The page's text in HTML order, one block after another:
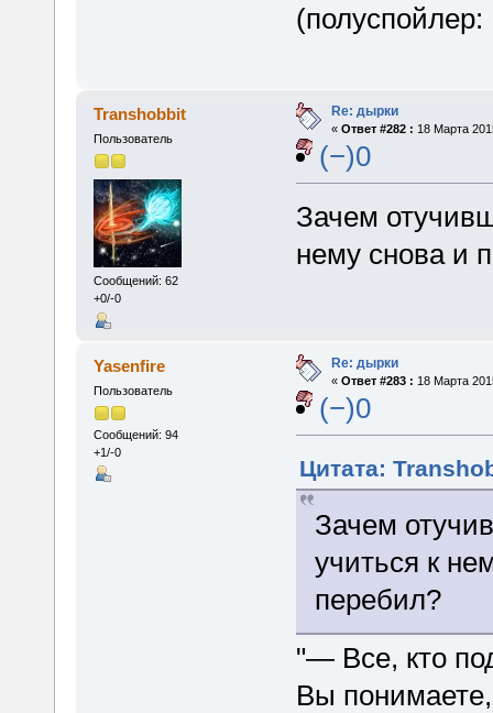
(полуспойлер:
Transhobbit
Пользователь
Сообщений: 62
+0/-0
Re: дырки
« Ответ #282 : 18 Марта
(−)0
Зачем
нему снова и
Yasenfire
Пользователь
Сообщений: 94
+1/-0
Re: дырки
« Ответ #283 : 18 Марта
(−)0
Цитата:
Зачем
учиться к
перебил?
"— Все, кто
Вы понимаете,